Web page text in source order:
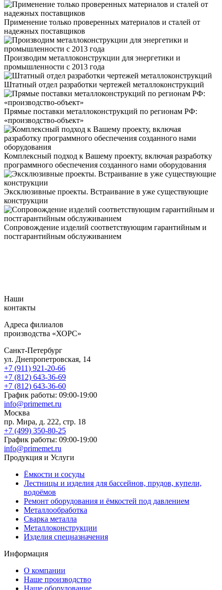
Применение только проверенных материалов и сталей от
надежных поставщиков
Производим металлоконструкции для энергетики и
промышленности с 2013 года
Штатный отдел разработки чертежей металлоконструкций
Прямые поставки металлоконструкций по регионам РФ:
«производство-объект»
Комплексный подход к Вашему проекту, включая разработку
программного обеспечения созданного нами оборудования
Эксклюзивные проекты. Встраивание в уже существующие
конструкции
Сопровождение изделий соответствующим гарантийным и
постгарантийным обслуживанием
Наши
контакты
Адреса филиалов
производства «ХОРС»
Санкт-Петербург
ул. Днепропетровская, 14
+7 (911) 921-20-66
+7 (812) 643-36-69
+7 (812) 643-36-60
График работы: 09:00-19:00
info@primemet.ru
Москва
пр. Мира, д. 222, стр. 18
+7 (499) 350-80-25
График работы: 09:00-19:00
info@primemet.ru
Продукция и Услуги
Ёмкости и сосуды
Лестницы и изделия для бассейнов, прудов, купели,
водоёмов
Ремонт оборудования и ёмкостей под давлением
Металлообработка
Сварка металла
Металлоконструкции
Изделия спецназначения
Информация
О компании
Наше производство
Наше оборудование